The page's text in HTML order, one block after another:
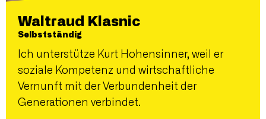
Waltraud Klasnic
Selbstständig
Ich unterstütze Kurt Hohensinner, weil er
soziale Kompetenz und wirtschaftliche
Vernunft mit der Verbundenheit der
Generationen verbindet.